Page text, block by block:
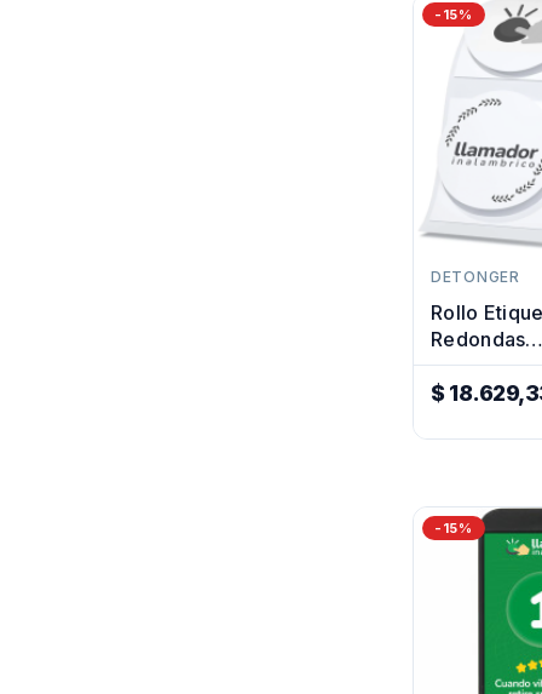
-15%
DETONGER
Rollo
Redondas
Rotuladora
$
Precio
Regular
-15%